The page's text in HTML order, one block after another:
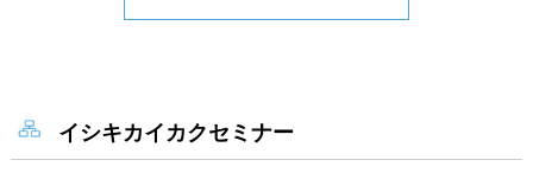
イシキカイカクセミナー